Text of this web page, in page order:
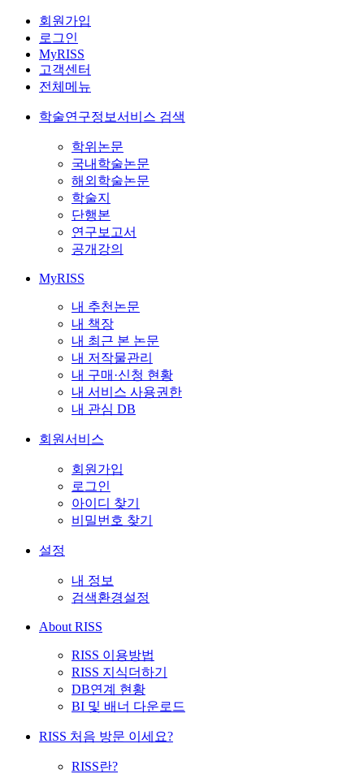
회원가입
로그인
MyRISS
고객센터
전체메뉴
학술연구정보서비스 검색
학위논문
국내학술논문
해외학술논문
학술지
단행본
연구보고서
공개강의
MyRISS
내 추천논문
내 책장
내 최근 본 논문
내 저작물관리
내 구매·신청 현황
내 서비스 사용권한
내 관심 DB
회원서비스
회원가입
로그인
아이디 찾기
비밀번호 찾기
설정
내 정보
검색환경설정
About RISS
RISS 이용방법
RISS 지식더하기
DB연계 현황
BI 및 배너 다운로드
RISS 처음 방문 이세요?
RISS란?